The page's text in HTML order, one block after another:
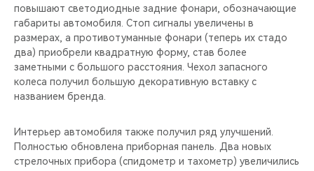
повышают светодиодные задние фонари, обозначающие
габариты автомобиля. Стоп сигналы увеличены в
размерах, а противотуманные фонари (теперь их стадо
два) приобрели квадратную форму, став более
заметными с большого расстояния. Чехол запасного
колеса получил большую декоративную вставку с
названием бренда.
Интерьер автомобиля также получил ряд улучшений.
Полностью обновлена приборная панель. Два новых
стрелочных прибора (спидометр и тахометр) увеличились